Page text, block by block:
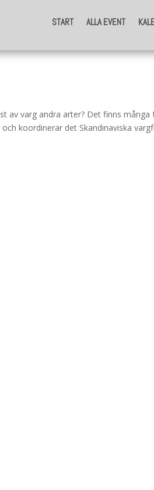
START ALLA EVENT
START ALLA EVENT
varg andra arter? Det finns
koordinerar det Skandinaviska